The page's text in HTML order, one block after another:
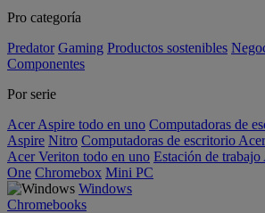
Pro categoría
Predator Gaming Productos sostenibles
Componentes
Por serie
Acer Aspire todo en uno Computadoras de
Aspire Nitro Computadoras de escritorio
Acer Veriton todo en uno Estación de
One Chromebox Mini PC
Windows
Chromebooks